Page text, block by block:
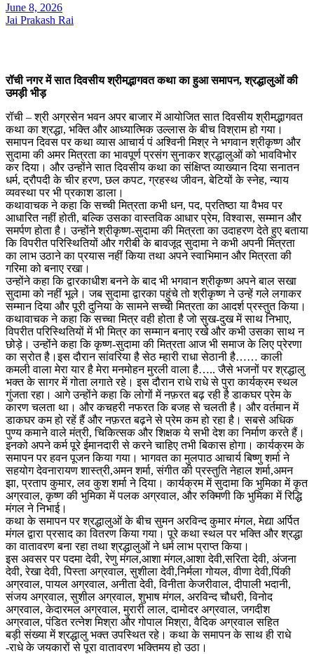
June 8, 2026
Jai Prakash Rai
रॉची नगर में सात दिवसीय श्रीमद्भागवत कथा का हुआ समापन, श्रद्धालुओं की
उमड़ी भीड़
रॉची – श्री अग्रसेन भवन अपर बाजार में आयोजित सात दिवसीय श्रीमद्भागवत
कथा का श्रद्धा, भक्ति और आध्यात्मिक उल्लास के बीच विश्राम हो गया।
समापन दिवस पर कथा व्यास आचार्य पं अश्विनी मिश्र ने भगवान श्रीकृष्ण और
सुदामा की अमर मित्रता का भावपूर्ण प्रसंग सुनाकर श्रद्धालुओं को भावविभोर
कर दिया। और उन्होंने सात दिवसीय कथा का संक्षिप्त व्याख्यान दिया सनातन
धर्म, द्रौपदी के चीर हरण, छल कपट, ग्रहस्थ जीवन, बेटियों के स्नेह, न्याय
व्यवस्था पर भी प्रकाश डाला।
कथावाचक ने कहा कि सच्ची मित्रता कभी धन, पद, प्रतिष्ठा या वैभव पर
आधारित नहीं होती, बल्कि उसका वास्तविक आधार प्रेम, विश्वास, सम्मान और
समर्पण होता है। उन्होंने श्रीकृष्ण-सुदामा की मित्रता का उदाहरण देते हुए बताया
कि विपरीत परिस्थितियों और गरीबी के बावजूद सुदामा ने कभी अपनी मित्रता
का लाभ उठाने का प्रयास नहीं किया तथा अपने स्वाभिमान और मित्रता की
गरिमा को बनाए रखा।
उन्होंने कहा कि द्वारकाधीश बनने के बाद भी भगवान श्रीकृष्ण अपने बाल सखा
सुदामा को नहीं भूले। जब सुदामा द्वारका पहुंचे तो श्रीकृष्ण ने उन्हें गले लगाकर
सम्मान दिया और पूरी दुनिया के सामने सच्ची मित्रता का आदर्श प्रस्तुत किया।
कथावाचक ने कहा कि सच्चा मित्र वही होता है जो सुख-दुख में साथ निभाए,
विपरीत परिस्थितियों में भी मित्र का सम्मान बनाए रखे और कभी उसका साथ न
छोड़े। उन्होंने कहा कि कृष्ण-सुदामा की मित्रता आज भी समाज के लिए प्रेरणा
का स्रोत है।इस दौरान सांवरिया है सेठ म्हारी राधा सेठानी है…… काली
कमली वाला मेरा यार है मेरा मनमोहन मुरली वाला है….. जैसे भजनों पर श्रद्धालु
भक्त के सागर में गोता लगाते रहे। इस दौरान राधे राधे से पुरा कार्यक्रम स्थल
गुंजता रहा। आगे उन्होंने कहा कि लोगों में नफ़रत बढ़ रही है डाकघर प्रेम के
कारण चलता था। और कचहरी नफरत कि बजह से चलती है। और वर्तमान में
डाकघर कम हो रहें हैं और नफ़रत बढ़ने से प्रेम कम हो रहा है। सबसे अधिक
पुण्य कमाने वाले मंत्री, चिकित्सक और शिक्षक ये सभी देश का निर्माण करते हैं।
इनको अपने कर्म पूरे ईमानदारी से करने चाहिए तभी बिकास होगा। कार्यक्रम के
समापन पर हवन पूजन किया गया। भागवत का मुलपाठ आचार्य बिष्णु शर्मा ने
सहयोग देवनारायण शास्त्री,अमन शर्मा, संगीत की प्रस्तुति नेहाल शर्मा,अमन
झा, प्रताप कुमार, लव कुश शर्मा ने दिया। कार्यक्रम में सुदामा कि भुमिका में कृत
अग्रवाल, कृष्ण की भुमिका में पलक अग्रवाल, और रुक्मिणी कि भुमिका में रिद्धि
मंगल ने निभाई।
कथा के समापन पर श्रद्धालुओं के बीच सुमन अरविन्द कुमार मंगल, मेद्या अर्पित
मंगल द्वारा प्रसाद का वितरण किया गया। पूरे कथा स्थल पर भक्ति और श्रद्धा
का वातावरण बना रहा तथा श्रद्धालुओं ने धर्म लाभ प्राप्त किया।
इस अवसर पर पदमा देवी, रेणु मंगल,आशा मंगल,आशा देवी,सरिता देवी, अंजना
देवी, रेखा देवी, पिस्ता अग्रवाल, सुशीला देवी,निर्मला गोयल, वीणा देवी,पिंकी
अग्रवाल, पायल अग्रवाल, अनीता देवी, विनीता केजरीवाल, दीपाली भदानी,
संजय अग्रवाल, सुशील अग्रवाल, शुभाष मंगल, अरविन्द चौधरी, विनोद
अग्रवाल, केदारमल अग्रवाल, मुरारी लाल, दामोदर अग्रवाल, जगदीश
अग्रवाल, पंडित रत्नेश मिश्रा और गोपाल मिश्रा, वैदिक अग्रवाल सहित
बड़ी संख्या में श्रद्धालु भक्त उपस्थित रहे। कथा के समापन के साथ ही राधे
-राधे के जयकारों से पूरा वातावरण भक्तिमय हो उठा।